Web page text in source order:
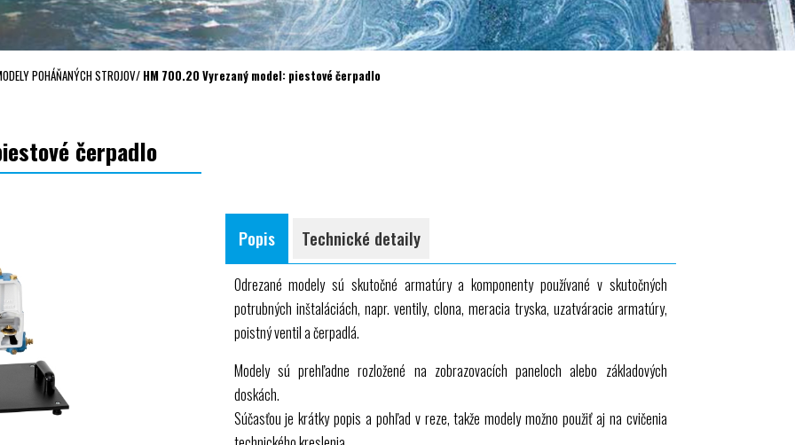
POHÁŇANÝCH STROJOV/ HM 700.20 Vyrezaný model: piestové čerpadlo
čerpadlo
Popis Technické detaily
Odrezané modely sú skutočné armatúry a komponenty používané v skutočných
potrubných inštaláciách, napr. ventily, clona, meracia tryska, uzatváracie armatúry,
poistný ventil a čerpadlá.
Modely sú prehľadne rozložené na zobrazovacích paneloch alebo základových
doskách.
Súčasťou je krátky popis a pohľad v reze, takže modely možno použiť aj na cvičenia